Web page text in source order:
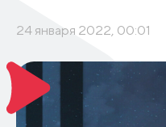
24 января 2022, 00:01